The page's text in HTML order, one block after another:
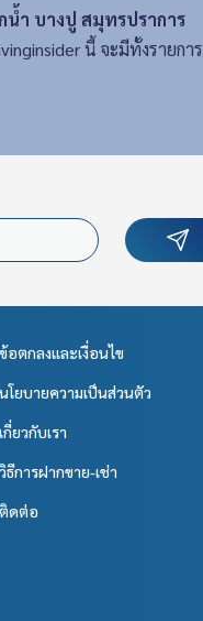
ำ บางปู สมุทรปราการ
นี้ จะมีทั้งรายการ
ข้อตกลงและเงื่อนไข
นโยบายความเป็นส่วนตัว
เกี่ยวกับเรา
วิธีการฝากขาย-เช่า
ติดต่อ